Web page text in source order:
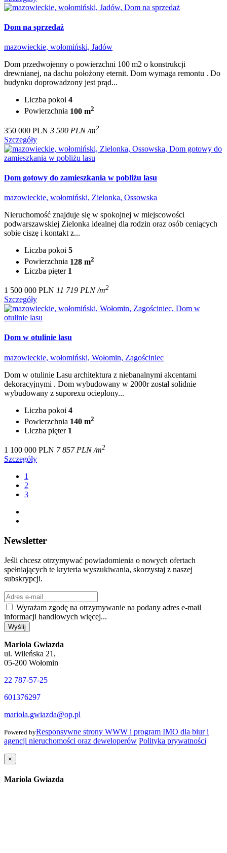
Dom na sprzedaż
mazowieckie, wołomiński, Jadów
Dom przedwojenny o powierzchni 100 m2 o konstrukcji
drewnianej, na dachu położony eternit. Dom wymaga remontu . Do
budynku doprowadzony jest prąd...
Liczba pokoi 4
Powierzchnia 100 m2
350 000 PLN 3 500 PLN /m2
Szczegóły
Dom gotowy do zamieszkania w pobliżu lasu
mazowieckie, wołomiński, Zielonka, Ossowska
Nieruchomość znajduje się w spokojnej w miejscowości
podwarszawskiej Zielonka idealnej dla rodzin oraz osób ceniących
sobie ciszę i kontakt z...
Liczba pokoi 5
Powierzchnia 128 m2
Liczba pięter 1
1 500 000 PLN 11 719 PLN /m2
Szczegóły
Dom w otulinie lasu
mazowieckie, wołomiński, Wołomin, Zagościniec
Dom w otulinie Lasu architektura z niebanalnymi akcentami
dekoracyjnymi . Dom wybudowany w 2000r został solidnie
wybudowany z suporexu ocieplony...
Liczba pokoi 4
Powierzchnia 140 m2
Liczba pięter 1
1 100 000 PLN 7 857 PLN /m2
Szczegóły
1
2
3
Newsletter
Jeśli chcesz otrzymywać powiadomienia o nowych ofertach
spełniających te kryteria wyszukiwania, skorzystaj z naszej
subskrypcji.
Wyrażam zgodę na otrzymywanie na podany adres e-mail
informacji handlowych więcej...
Wyślij
Mariola Gwiazda
ul. Wileńska 21,
05-200 Wołomin
22 787-57-25
601376297
mariola.gwiazda@op.pl
Powered byResponsywne strony WWW i program IMO dla biur i
agencji nieruchomości oraz deweloperów Polityka prywatności
×
Mariola Gwiazda